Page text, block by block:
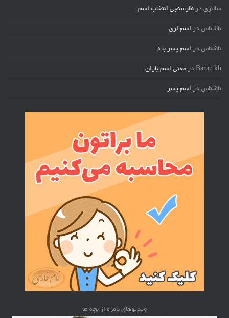
سالاری در نظرسنجی انتخاب اسم
ناشناس در اسم لری
ناشناس در اسم پسر با ه
Baran kh در معنی اسم باران
ناشناس در اسم پسر
ویدیوهای بامزه از بچه ها